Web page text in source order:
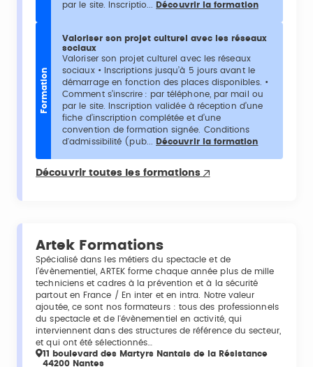
par le site. Inscriptio...
Découvrir la formation
Formation
Valoriser son projet culturel avec les réseaux
sociaux
Valoriser son projet culturel avec les réseaux
sociaux • Inscriptions jusqu’à 5 jours avant le
démarrage en fonction des places disponibles. •
Comment s’inscrire : par téléphone, par mail ou
par le site. Inscription validée à réception d’une
fiche d’inscription complétée et d’une
convention de formation signée. Conditions
d'admissibilité (pub...
Découvrir la formation
Découvrir toutes les formations
Artek Formations
Spécialisé dans les métiers du spectacle et de
l’évènementiel, ARTEK forme chaque année plus de mille
techniciens et cadres à la prévention et à la sécurité
partout en France / En inter et en intra. Notre valeur
ajoutée, ce sont nos formateurs : tous des professionnels
du spectacle et de l'évènementiel en activité, qui
interviennent dans des structures de référence du secteur,
et qui ont été sélectionnés…
11 boulevard des Martyrs Nantais de la Résistance
44200 Nantes